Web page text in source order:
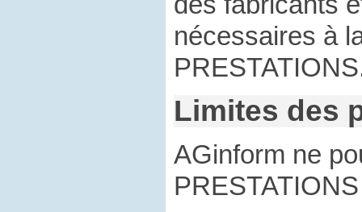
nécessaires à
Limites des
AGinform ne